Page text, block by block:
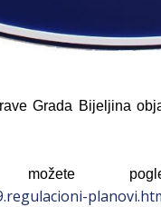
Grada Bijeljina
možete